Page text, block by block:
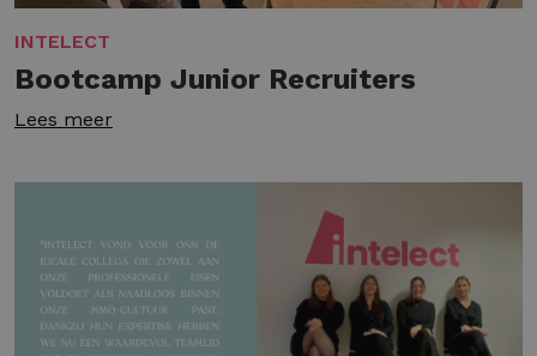
INTELECT
Bootcamp Junior Recruiters
Lees meer